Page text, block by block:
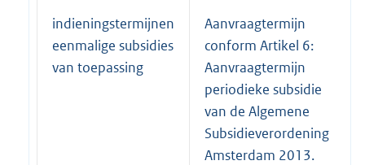
indieningstermijnen
eenmalige subsidies
van toepassing
Aanvraagtermijn
conform Artikel 6:
Aanvraagtermijn
periodieke subsidie
van de Algemene
Subsidieverordening
Amsterdam 2013.